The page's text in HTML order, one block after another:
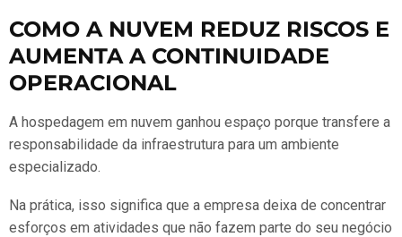
COMO A NUVEM REDUZ RISCOS E
AUMENTA A CONTINUIDADE
OPERACIONAL
A hospedagem em nuvem ganhou espaço porque transfere a
responsabilidade da infraestrutura para um ambiente
especializado.
Na prática, isso significa que a empresa deixa de concentrar
esforços em atividades que não fazem parte do seu negócio